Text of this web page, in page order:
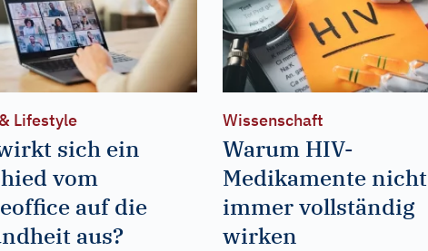
Lifestyle
sich ein
vom
auf die
aus?
Wissenschaft
Warum HIV-
Medikamente nicht
immer vollständig
wirken